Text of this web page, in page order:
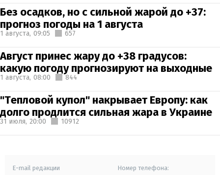
Без осадков, но с сильной жарой до +37:
прогноз погоды на 1 августа
1 августа, 09:05 657
Август принес жару до +38 градусов:
какую погоду прогнозируют на выходные
1 августа, 08:00 844
"Тепловой купол" накрывает Европу: как
долго продлится сильная жара в Украине
31 июля, 20:00 10912
E-mail редакции Номер телефона: